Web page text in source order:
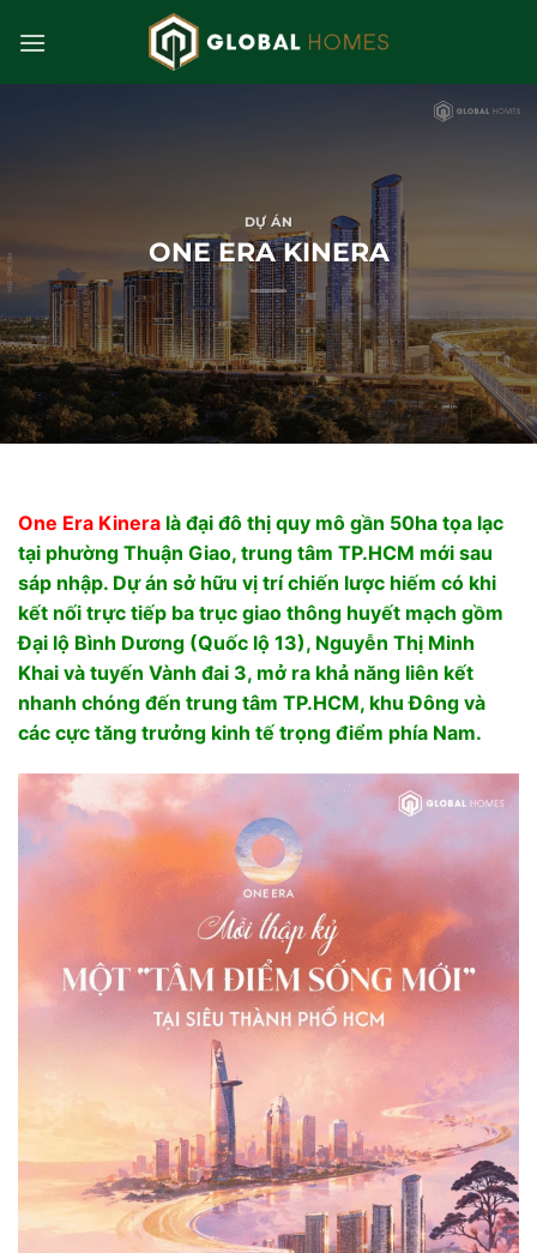
qua
DỰ ÁN
ONE ERA KINERA
One Era Kinera là đại đô thị quy mô gần 50ha tọa lạc
tại phường Thuận Giao, trung tâm TP.HCM mới sau
sáp nhập. Dự án sở hữu vị trí chiến lược hiếm có khi
kết nối trực tiếp ba trục giao thông huyết mạch gồm
Đại lộ Bình Dương (Quốc lộ 13), Nguyễn Thị Minh
Khai và tuyến Vành đai 3, mở ra khả năng liên kết
nhanh chóng đến trung tâm TP.HCM, khu Đông và
các cực tăng trưởng kinh tế trọng điểm phía Nam.